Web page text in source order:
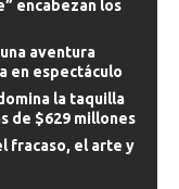
encabezan los
aventura
en espectáculo
la taquilla
de $629 millones
fracaso, el arte y